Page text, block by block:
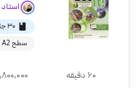
استاد
۳۰ جلسه خصوصی
سطح A2
۶۰ دقیقه